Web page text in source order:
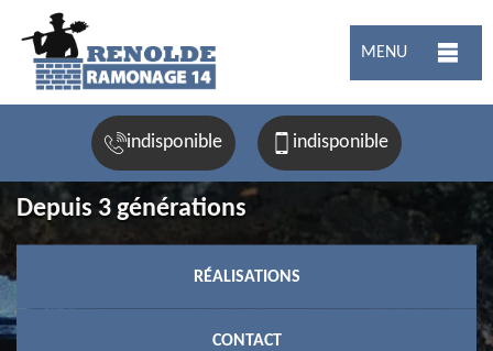
MENU
indisponible indisponible
Depuis 3 générations
RÉALISATIONS
CONTACT